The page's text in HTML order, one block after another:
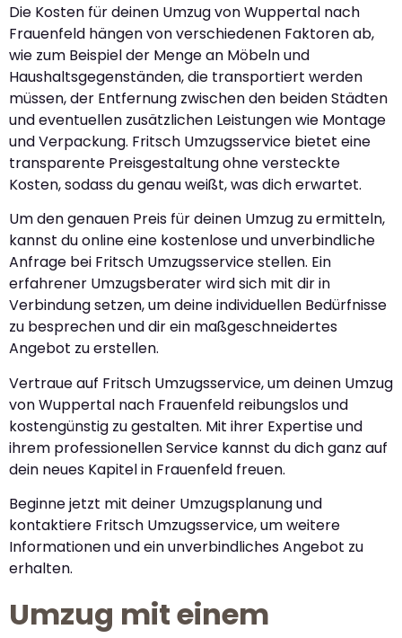
Die Kosten für deinen Umzug von Wuppertal nach
Frauenfeld hängen von verschiedenen Faktoren ab,
wie zum Beispiel der Menge an Möbeln und
Haushaltsgegenständen, die transportiert werden
müssen, der Entfernung zwischen den beiden Städten
und eventuellen zusätzlichen Leistungen wie Montage
und Verpackung. Fritsch Umzugsservice bietet eine
transparente Preisgestaltung ohne versteckte
Kosten, sodass du genau weißt, was dich erwartet.
Um den genauen Preis für deinen Umzug zu ermitteln,
kannst du online eine kostenlose und unverbindliche
Anfrage bei Fritsch Umzugsservice stellen. Ein
erfahrener Umzugsberater wird sich mit dir in
Verbindung setzen, um deine individuellen Bedürfnisse
zu besprechen und dir ein maßgeschneidertes
Angebot zu erstellen.
Vertraue auf Fritsch Umzugsservice, um deinen Umzug
von Wuppertal nach Frauenfeld reibungslos und
kostengünstig zu gestalten. Mit ihrer Expertise und
ihrem professionellen Service kannst du dich ganz auf
dein neues Kapitel in Frauenfeld freuen.
Beginne jetzt mit deiner Umzugsplanung und
kontaktiere Fritsch Umzugsservice, um weitere
Informationen und ein unverbindliches Angebot zu
erhalten.
Umzug mit einem